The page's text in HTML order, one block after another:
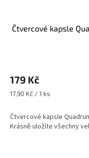
Čtvercové kapsle
produktu
je
4,8
5
hvězdiček.
179 Kč
Měrná
17,90 Kč / 1 ks
Čtvercové kapsle
Krásně uložíte všechny